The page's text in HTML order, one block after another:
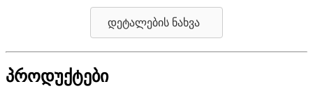
დეტალების ნახვა
პროდუქტები